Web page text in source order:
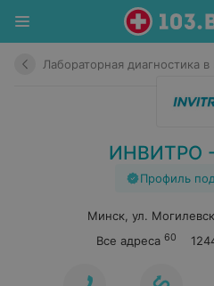
Лабораторная диагностика
ИНВИТРО
Профиль
Минск, ул.
Все адреса 60